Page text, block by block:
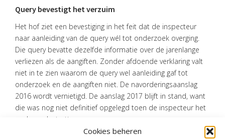
Cookies beheren
Query bevestigt het verzuim
Het hof ziet een bevestiging in het feit dat de inspecteur
naar aanleiding van de query wél tot onderzoek overging.
Die query bevatte dezelfde informatie over de jarenlange
verliezen als de aangiften. Zonder afdoende verklaring valt
niet in te zien waarom de query wel aanleiding gaf tot
onderzoek en de aangiften niet. De navorderingsaanslag
2016 wordt vernietigd. De aanslag 2017 blijft in stand, want
die was nog niet definitief opgelegd toen de inspecteur het
onderzoek startte.
Bron: Gerechtshof Arnhem-Leeuwarden | jurisprudentie |